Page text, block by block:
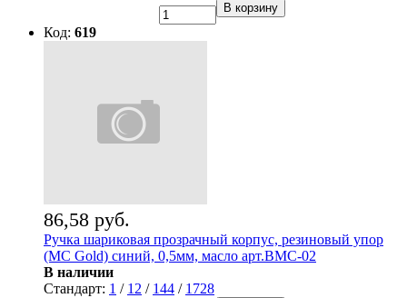
В корзину
Код: 619
86,58 руб.
Ручка шариковая прозрачный корпус, резиновый упор
(MC Gold) синий, 0,5мм, масло арт.BMC-02
В наличии
Стандарт: 1 / 12 / 144 / 1728